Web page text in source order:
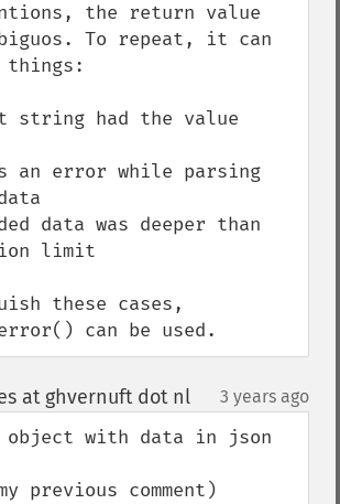
the return value
To repeat, it can
things:
string had the value
an error while parsing
data was deeper than
limit
these cases,
can be used.
at ghvernuft dot nl¶ 3 years ago
object with data in json
previous comment)